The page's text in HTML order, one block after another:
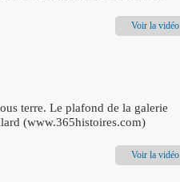
Voir la vidéo
terre. Le plafond de la galerie
(www.365histoires.com)
Voir la vidéo